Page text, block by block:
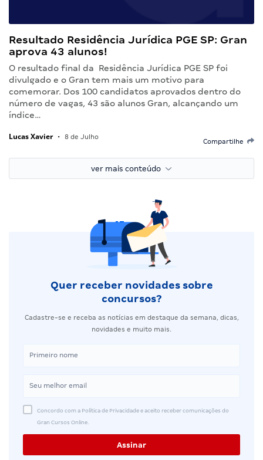
Resultado Residência Jurídica PGE SP: Gran
aprova 43 alunos!
O resultado final da Residência Jurídica PGE SP foi
divulgado e o Gran tem mais um motivo para
comemorar. Dos 100 candidatos aprovados dentro do
número de vagas, 43 são alunos Gran, alcançando um
índice…
Lucas Xavier • 8 de Julho
Compartilhe
ver mais conteúdo
Quer receber novidades sobre
concursos?
Cadastre-se e receba as notícias em destaque da semana, dicas,
novidades e muito mais.
Concordo com a Política de Privacidade e aceito receber comunicações do
Gran Cursos Online.